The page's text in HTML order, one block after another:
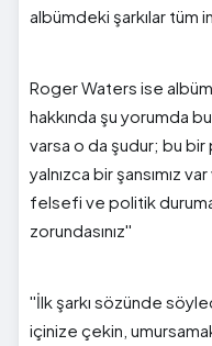
albümdeki şarkılar tüm
Roger Waters ise
hakkında şu yorumda
varsa o da şudur; bu
yalnızca bir şansımız
felsefi ve politik
zorundasınız''
''İlk şarkı sözünde
içinize çekin,